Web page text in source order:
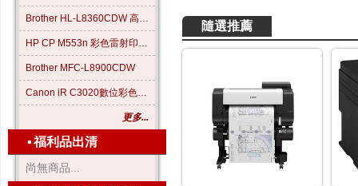
Brother HL-L8360CDW 高效彩色雷射印表機
HP CP M553n 彩色雷射印表機
Brother MFC-L8900CDW
Canon iR C3020數位彩色影印機
更多...
▪福利品出清
尚無商品...
隨選推薦